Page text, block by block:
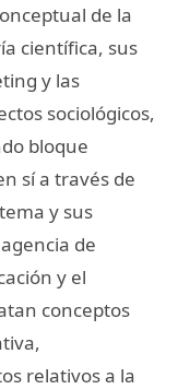
de la
científica, sus
y las
sociológicos,
bloque
sí a través de
y sus
de
y el
conceptos
relativos a la